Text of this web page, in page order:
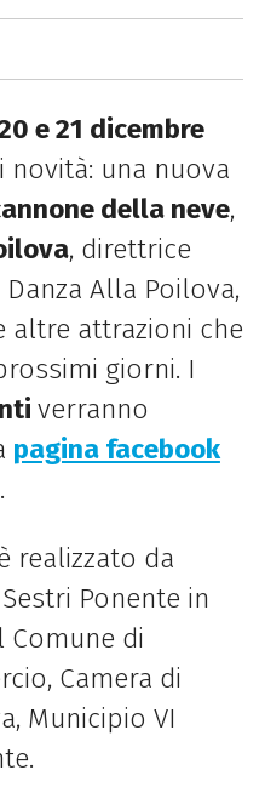
e 21 dicembre
una nuova
della neve,
, direttrice
Alla Poilova,
altre attrazioni che
giorni. I
verranno
pagina facebook
.
realizzato da
Ponente in
di
Camera di
Municipio VI